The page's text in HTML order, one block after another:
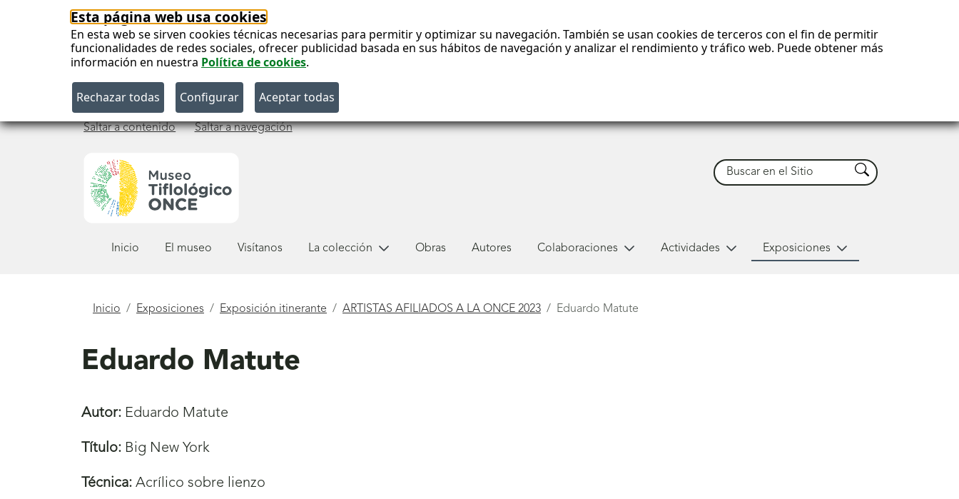
Esta página web usa cookies
En esta web se sirven cookies técnicas necesarias para permitir y optimizar su navegación. También se usan cookies de terceros con el fin de permitir
funcionalidades de redes sociales, ofrecer publicidad basada en sus hábitos de navegación y analizar el rendimiento y tráfico web. Puede obtener más
información en nuestra Política de cookies.
Saltar a contenido Saltar a navegación
Buscar Buscar
Inicio El museo Visítanos La colección Obras Autores Colaboraciones Actividades Exposiciones
Está
Inicio Exposiciones Exposición itinerante ARTISTAS AFILIADOS A LA ONCE 2023 Eduardo Matute
Eduardo Matute
Autor: Eduardo Matute
Título: Big New York
Técnica: Acrílico sobre lienzo